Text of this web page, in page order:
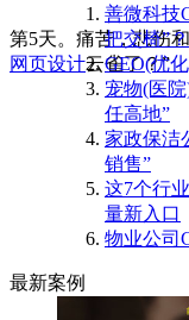
第5天。痛苦，悲伤
网页设计云雀了？”
善微科技
把交椅”？
GEO(优
宠物(医
任高地”
家政保洁
销售”
这7个行
量新入口
物业公司
最新案例